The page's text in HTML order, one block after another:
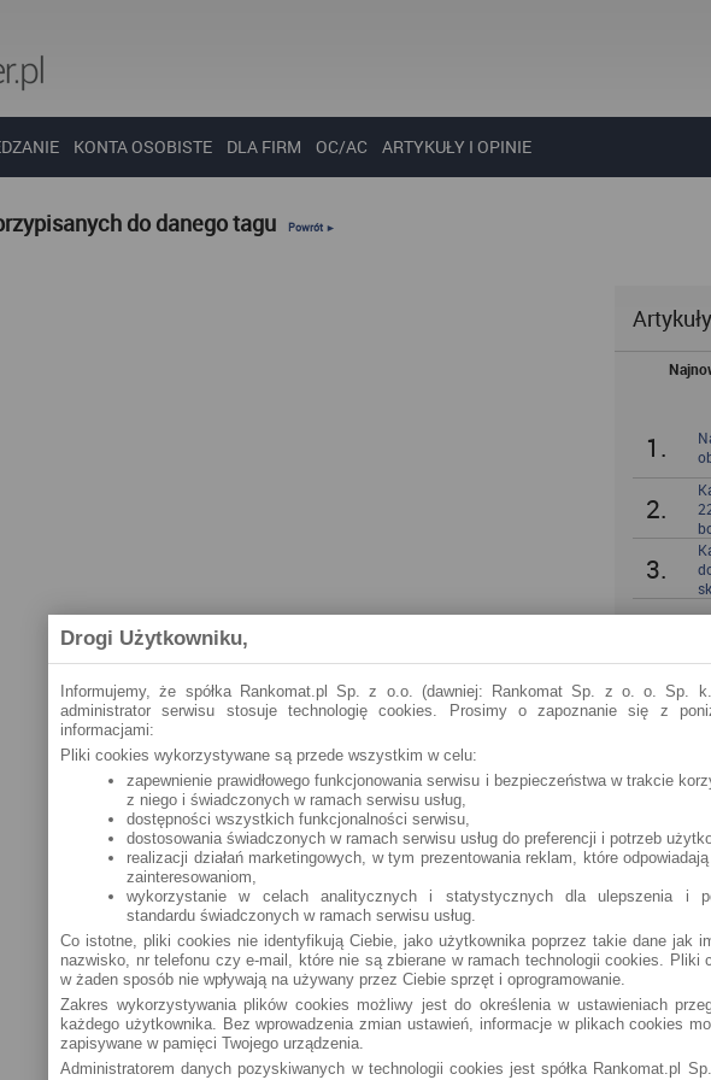
KONTA OSOBISTE DLA FIRM OC/AC ARTYKUŁY I OPINIE
do danego tagu Powrót ►
Artykuły
1.
2.
3.
5.
8.
9.
10.
Drogi Użytkowniku,
Informujemy, że spółka Rankomat.pl Sp. z o.o. (dawniej: Rankomat Sp. z o. o. Sp.
administrator serwisu stosuje technologię cookies. Prosimy o zapoznanie się z
informacjami:
Pliki cookies wykorzystywane są przede wszystkim w celu:
zapewnienie prawidłowego funkcjonowania serwisu i bezpieczeństwa w trakcie
z niego i świadczonych w ramach serwisu usług,
dostępności wszystkich funkcjonalności serwisu,
dostosowania świadczonych w ramach serwisu usług do preferencji i potrzeb
realizacji działań marketingowych, w tym prezentowania reklam, które
zainteresowaniom,
wykorzystanie w celach analitycznych i statystycznych dla ulepszenia i
standardu świadczonych w ramach serwisu usług.
Co istotne, pliki cookies nie identyfikują Ciebie, jako użytkownika poprzez takie dane jak
nazwisko, nr telefonu czy e-mail, które nie są zbierane w ramach technologii cookies. Pliki
w żaden sposób nie wpływają na używany przez Ciebie sprzęt i oprogramowanie.
Zakres wykorzystywania plików cookies możliwy jest do określenia w ustawieniach
każdego użytkownika. Bez wprowadzenia zmian ustawień, informacje w plikach cookies
zapisywane w pamięci Twojego urządzenia.
Administratorem danych pozyskiwanych w technologii cookies jest spółka Rankomat.pl